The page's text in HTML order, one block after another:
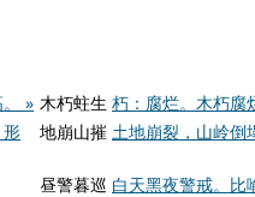
» 木朽蛀生 朽：腐烂。木朽腐
地崩山摧 土地崩裂，山岭倒
昼警暮巡 白天黑夜警戒。比